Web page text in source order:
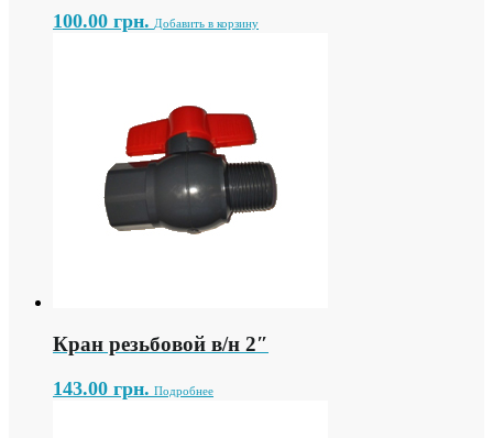
100.00 грн. Добавить в корзину
Кран резьбовой в/н 2″
143.00 грн. Подробнее